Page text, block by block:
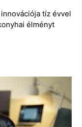
tíz évvel
élményt